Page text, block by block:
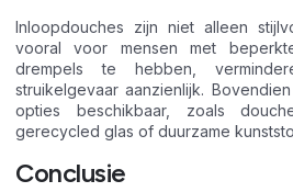
Inloopdouches zijn niet alleen
vooral voor mensen met
drempels te hebben,
struikelgevaar aanzienlijk.
opties beschikbaar, zoals
gerecycled glas of duurzame
Conclusie